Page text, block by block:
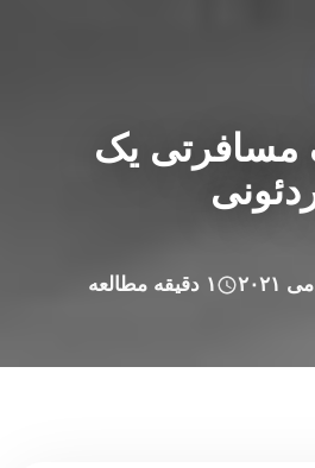
مسافرتی یک
۱ دقیقه مطالعه